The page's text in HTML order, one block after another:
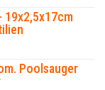
Poolsauger